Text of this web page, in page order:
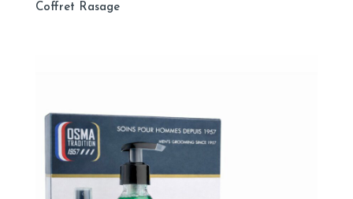
Coffret Rasage